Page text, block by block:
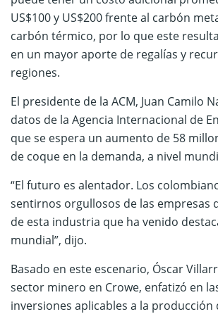
US$100 y US$200 frente al carbón
carbón térmico, por lo que este
en un mayor aporte de regalías y
regiones.
El presidente de la ACM, Juan Camilo
datos de la Agencia Internacional de
que se espera un aumento de 58
de coque en la demanda, a nivel
“El futuro es alentador. Los
sentirnos orgullosos de las empresas
de esta industria que ha venido
mundial”, dijo.
Basado en este escenario, Óscar
sector minero en Crowe, enfatizó en
inversiones aplicables a la producción